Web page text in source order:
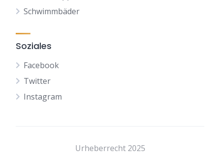
Schwimmbäder
Soziales
Facebook
Twitter
Instagram
Urheberrecht 2025